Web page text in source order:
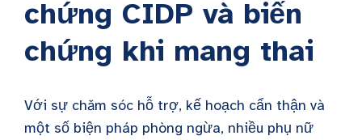
chứng CIDP và biến
chứng khi mang thai
Với sự chăm sóc hỗ trợ, kế hoạch cẩn thận và
một số biện pháp phòng ngừa, nhiều phụ nữ